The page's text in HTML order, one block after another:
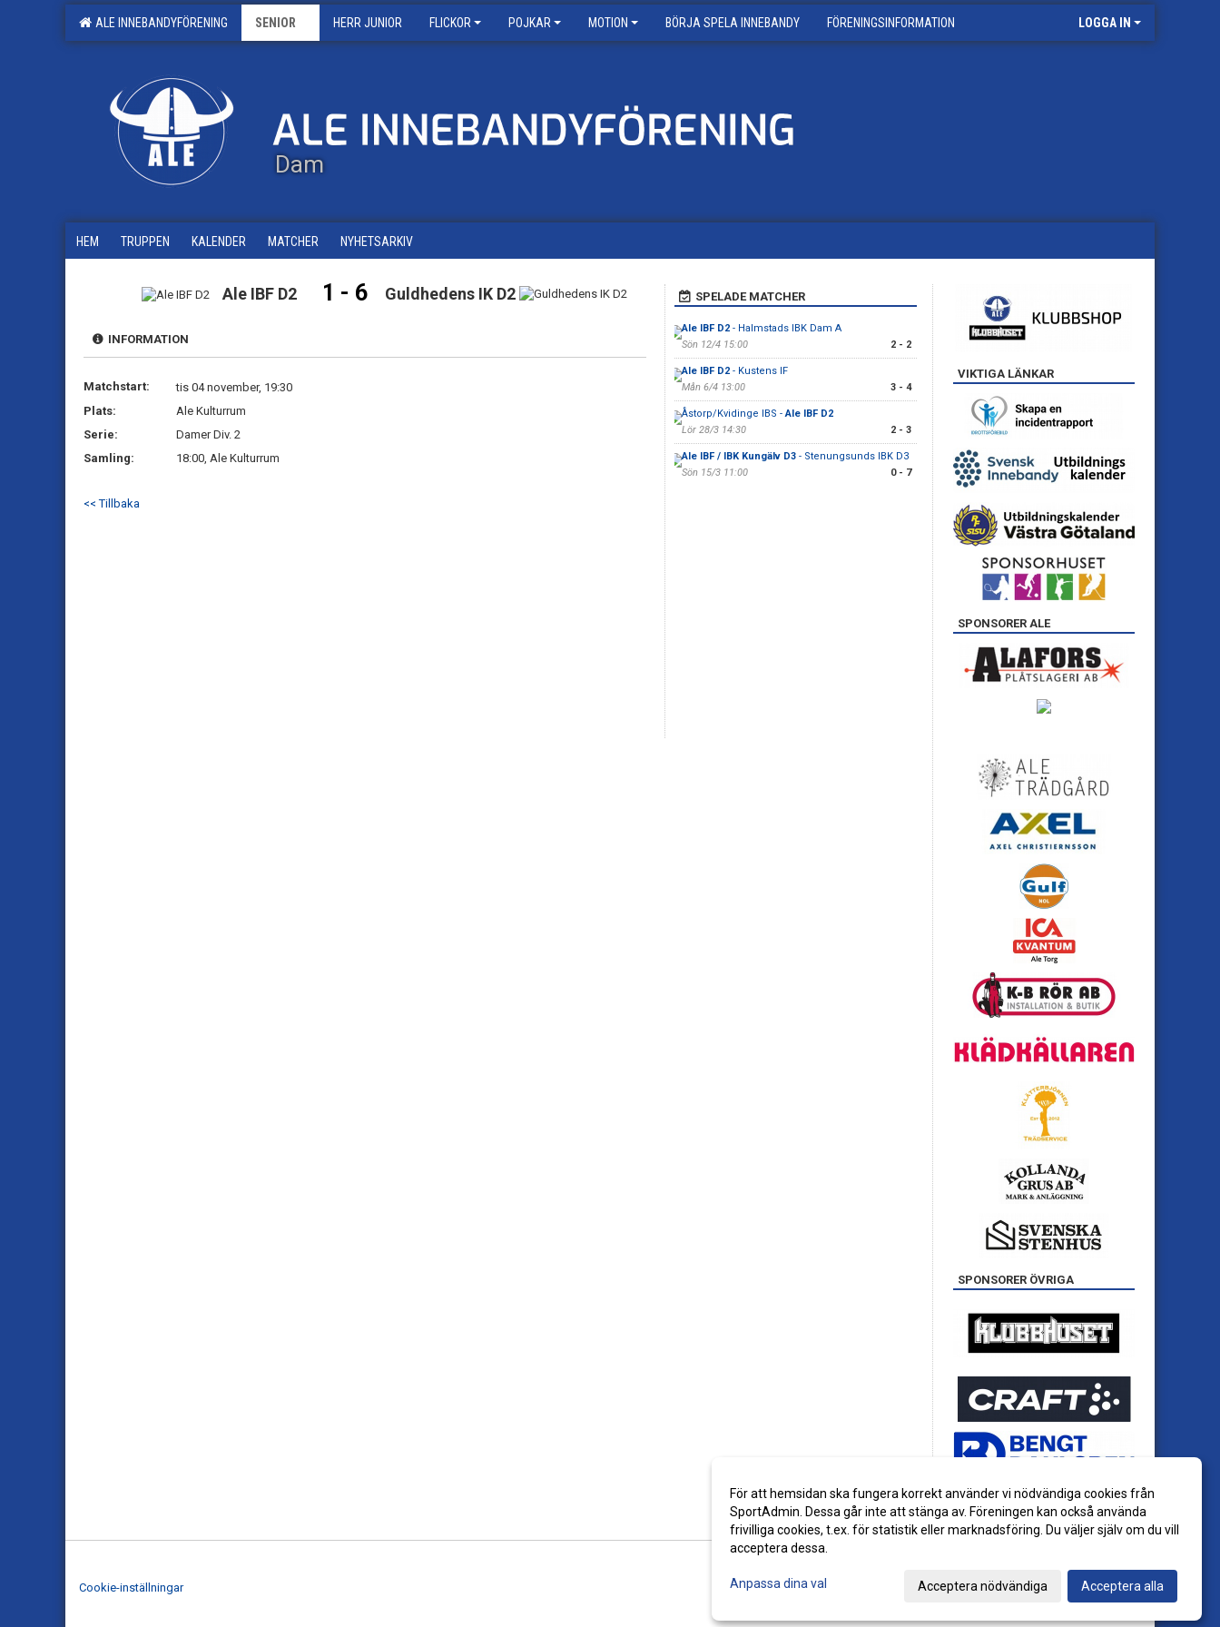
ALE INNEBANDYFÖRENING SENIOR HERR JUNIOR FLICKOR POJKAR MOTION BÖRJA SPELA INNEBANDY FÖRENINGSINFORMATION LOGGA IN
Dam
HEM TRUPPEN KALENDER MATCHER NYHETSARKIV
Ale IBF D2 1 - 6 Guldhedens IK D2
INFORMATION
Matchstart:
tis 04 november, 19:30
Plats:
Ale Kulturrum
Serie:
Damer Div. 2
Samling:
18:00, Ale Kulturrum
<< Tillbaka
SPELADE MATCHER
Ale IBF D2- Halmstads IBK Dam A
Sön 12/4 15:00
2 - 2
Ale IBF D2- Kustens IF
Mån 6/4 13:00
3 - 4
Åstorp/Kvidinge IBS -Ale IBF D2
Lör 28/3 14:30
2 - 3
Ale IBF / IBK Kungälv D3- Stenungsunds IBK D3
Sön 15/3 11:00
0 - 7
VIKTIGA LÄNKAR
SPONSORER ALE
SPONSORER ÖVRIGA
Cookie-inställningar
För att hemsidan ska fungera korrekt använder vi nödvändiga cookies från
SportAdmin. Dessa går inte att stänga av. Föreningen kan också använda
frivilliga cookies, t.ex. för statistik eller marknadsföring. Du väljer själv om du vill
acceptera dessa.
Anpassa dina val Acceptera nödvändiga Acceptera alla